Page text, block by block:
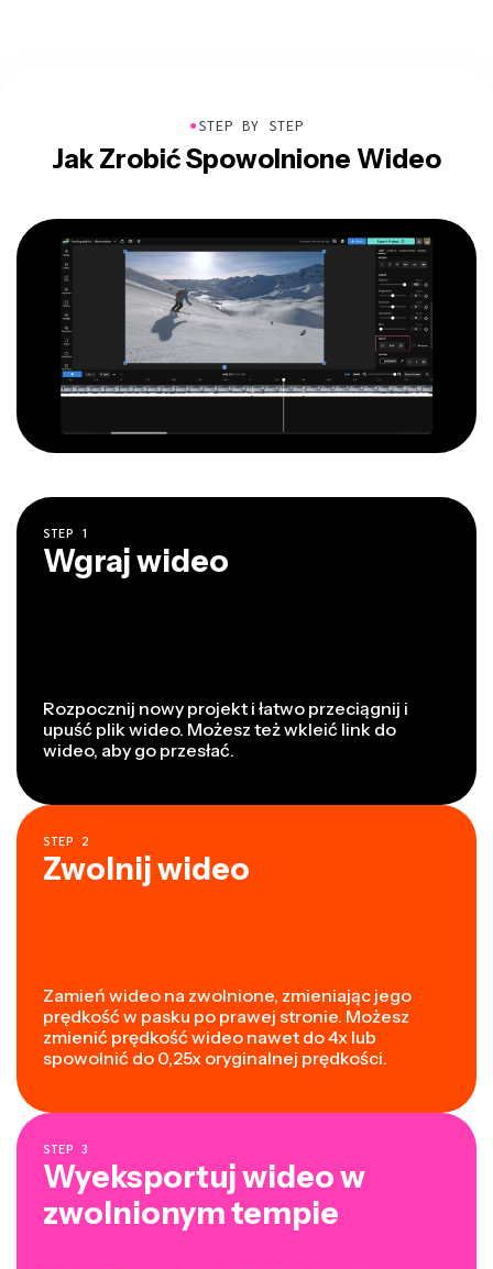
●STEP BY STEP
Jak Zrobić Spowolnione Wideo
STEP 1
Wgraj wideo
Rozpocznij nowy projekt i łatwo przeciągnij i
upuść plik wideo. Możesz też wkleić link do
wideo, aby go przesłać.
STEP 2
Zwolnij wideo
Zamień wideo na zwolnione, zmieniając jego
prędkość w pasku po prawej stronie. Możesz
zmienić prędkość wideo nawet do 4x lub
spowolnić do 0,25x oryginalnej prędkości.
STEP 3
Wyeksportuj wideo w
zwolnionym tempie